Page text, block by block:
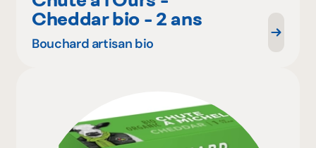
Cheddar bio - 2 ans
Bouchard artisan bio